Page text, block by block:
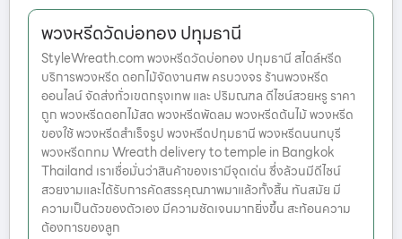
พวงหรีดวัดบ่อทอง ปทุมธานี
StyleWreath.com พวงหรีดวัดบ่อทอง ปทุมธานี สไตล์หรีด
บริการพวงหรีด ดอกไม้จัดงานศพ ครบวงจร ร้านพวงหรีด
ออนไลน์ จัดส่งทั่วเขตกรุงเทพ และ ปริมณฑล ดีไซน์สวยหรู ราคา
ถูก พวงหรีดดอกไม้สด พวงหรีดพัดลม พวงหรีดต้นไม้ พวงหรีด
ของใช้ พวงหรีดสำเร็จรูป พวงหรีดปทุมธานี พวงหรีดนนทบุรี
พวงหรีดกทม Wreath delivery to temple in Bangkok
Thailand เราเชื่อมั่นว่าสินค้าของเรามีจุดเด่น ซึ่งล้วนมีดีไซน์
สวยงามและได้รับการคัดสรรคุณภาพมาแล้วทั้งสิ้น ทันสมัย มี
ความเป็นตัวของตัวเอง มีความชัดเจนมากยิ่งขึ้น สะท้อนความ
ต้องการของลูก